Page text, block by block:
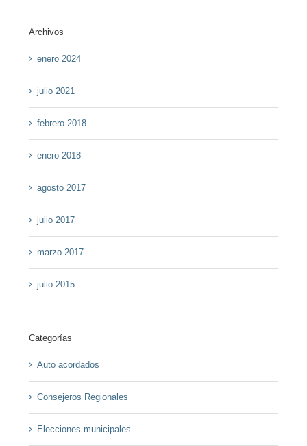
Archivos
enero 2024
julio 2021
febrero 2018
enero 2018
agosto 2017
julio 2017
marzo 2017
julio 2015
Categorías
Auto acordados
Consejeros Regionales
Elecciones municipales